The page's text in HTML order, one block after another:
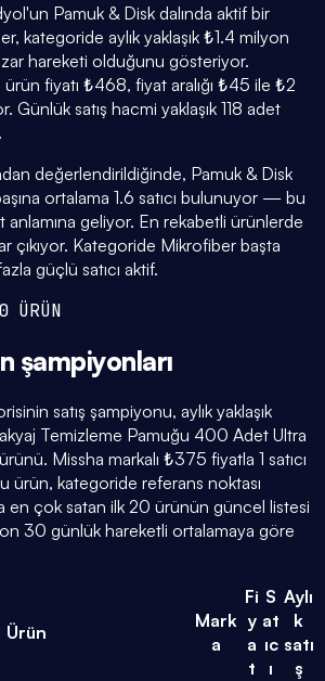
Pamuk & Disk dalında aktif bir
kategoride aylık yaklaşık ₺1.4 milyon
hareketi olduğunu gösteriyor.
fiyatı ₺468, fiyat aralığı ₺45 ile ₺2
Günlük satış hacmi yaklaşık 118 adet
değerlendirildiğinde, Pamuk & Disk
ortalama 1.6 satıcı bulunuyor — bu
anlamına geliyor. En rekabetli ürünlerde
çıkıyor. Kategoride Mikrofiber başta
güçlü satıcı aktif.
ÜRÜN
şampiyonları
satış şampiyonu, aylık yaklaşık
Temizleme Pamuğu 400 Adet Ultra
Missha markalı ₺375 fiyatla 1 satıcı
ürün, kategoride referans noktası
en çok satan ilk 20 ürünün güncel listesi
30 günlük hareketli ortalamaya göre
Ürün
Mark
a
Fi
y
a
t
S
at
ıc
ı
Aylı
k
satı
ş